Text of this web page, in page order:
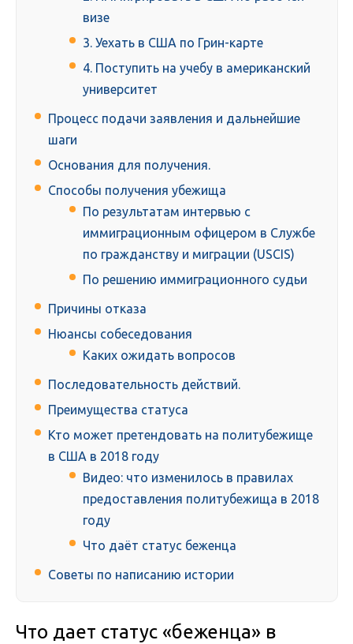
визе
3. Уехать в США по Грин-карте
4. Поступить на учебу в американский
университет
Процесс подачи заявления и дальнейшие
шаги
Основания для получения.
Способы получения убежища
По результатам интервью с
иммиграционным офицером в Службе
по гражданству и миграции (USCIS)
По решению иммиграционного судьи
Причины отказа
Нюансы собеседования
Каких ожидать вопросов
Последовательность действий.
Преимущества статуса
Кто может претендовать на политубежище
в США в 2018 году
Видео: что изменилось в правилах
предоставления политубежища в 2018
году
Что даёт статус беженца
Советы по написанию истории
Что дает статус «беженца» в